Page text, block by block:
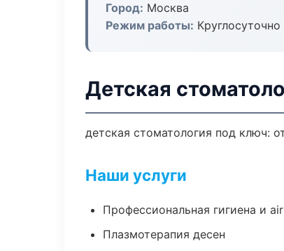
Город: Москва
Режим работы: Круглосуточно
Детская
детская стоматология под ключ:
Наши услуги
Профессиональная гигиена и
Плазмотерапия десен